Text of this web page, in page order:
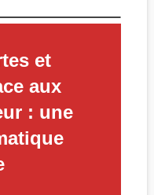
et
aux
: une